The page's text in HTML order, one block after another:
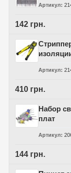
Артикул
142 грн.
Артикул
410 грн.
Набор
плат
Артикул
144 грн.